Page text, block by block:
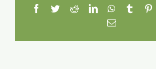
Facebook
TwitterRedditLinkedInWhatsApp
Tumblr
E-